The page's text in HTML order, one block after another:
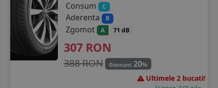
Consum
C
Aderenta B
Zgomot A 71 dB
307 RON
388 RON Discount 20%
Ultimele 2 bucati!